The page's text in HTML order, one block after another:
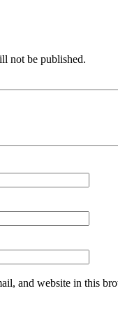
not be published.
and website in this